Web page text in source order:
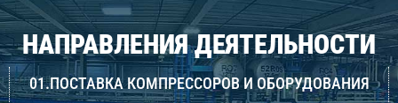
НАПРАВЛЕНИЯ ДЕЯТЕЛЬНОСТИ
01.ПОСТАВКА КОМПРЕССОРОВ И ОБОРУДОВАНИЯ